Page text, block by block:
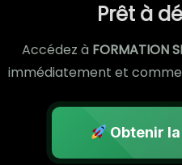
Prêt à
Accédez à FORMATION
immédiatement et
Obtenir